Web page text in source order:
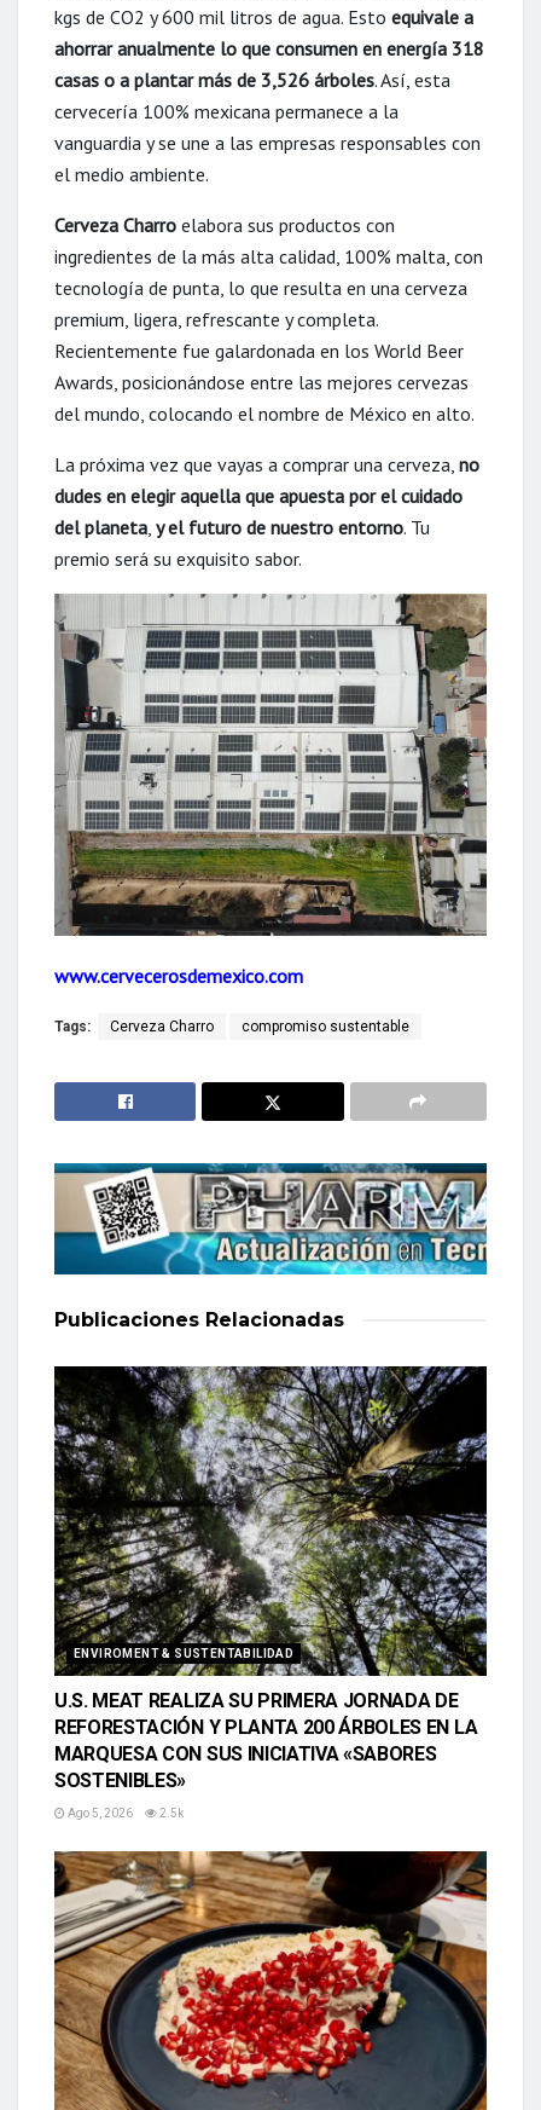
kgs de CO2 y 600 mil litros de agua. Esto equivale a
ahorrar anualmente lo que consumen en energía 318
casas o a plantar más de 3,526 árboles. Así, esta
cervecería 100% mexicana permanece a la
vanguardia y se une a las empresas responsables con
el medio ambiente.
Cerveza Charro elabora sus productos con
ingredientes de la más alta calidad, 100% malta, con
tecnología de punta, lo que resulta en una cerveza
premium, ligera, refrescante y completa.
Recientemente fue galardonada en los World Beer
Awards, posicionándose entre las mejores cervezas
del mundo, colocando el nombre de México en alto.
La próxima vez que vayas a comprar una cerveza, no
dudes en elegir aquella que apuesta por el cuidado
del planeta, y el futuro de nuestro entorno. Tu
premio será su exquisito sabor.
www.cervecerosdemexico.com
Tags: Cerveza Charro compromiso sustentable
Publicaciones Relacionadas
ENVIROMENT & SUSTENTABILIDAD
U.S. MEAT REALIZA SU PRIMERA JORNADA DE
REFORESTACIÓN Y PLANTA 200 ÁRBOLES EN LA
MARQUESA CON SUS INICIATIVA «SABORES
SOSTENIBLES»
Ago 5, 2026 2.5k